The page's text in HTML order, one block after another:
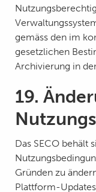
gemäss den im
gesetzlichen
Archivierung in
19.
Das SECO behält
Gründen zu
Plattform-